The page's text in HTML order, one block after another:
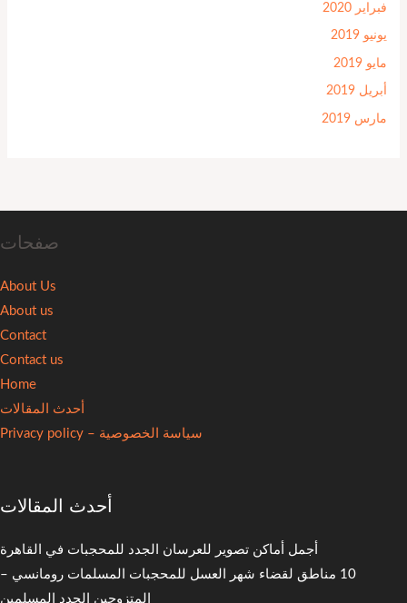
فبراير 2020
يونيو 2019
مايو 2019
أبريل 2019
مارس 2019
صفحات
About Us
About us
Contact
Contact us
Home
أحدث المقالات
سياسة الخصوصية – Privacy policy
أحدث المقالات
أجمل أماكن تصوير للعرسان الجدد للمحجبات في القاهرة
10 مناطق لقضاء شهر العسل للمحجبات المسلمات رومانسي –
المتزوجين الجدد المسلمين